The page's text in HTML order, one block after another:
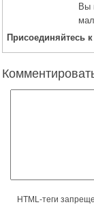
Вы
Присоединяйтесь
HTML-теги